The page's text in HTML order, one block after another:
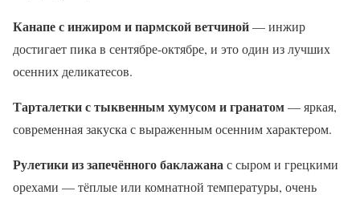
Канапе с инжиром и пармской ветчиной— инжир
достигает пика в сентябре-октябре, и это один из лучших
осенних деликатесов.
Тарталетки с тыквенным хумусом и гранатом— яркая,
современная закуска с выраженным осенним характером.
Рулетики из запечённого баклажанас сыром и грецкими
орехами — тёплые или комнатной температуры, очень